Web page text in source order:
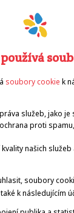
soubory cookie k
služeb, jako je
proti
našich služeb
soubory
k následujícím